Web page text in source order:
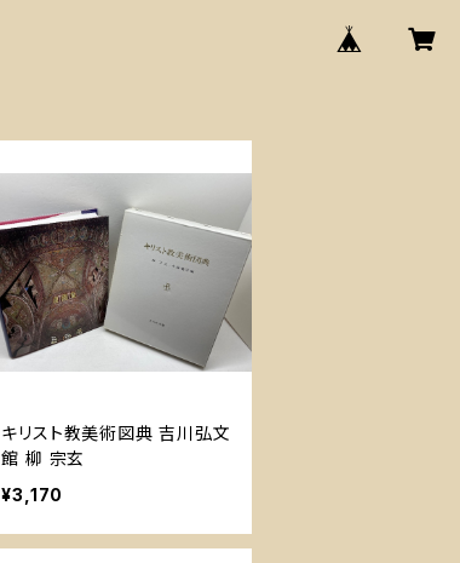
キリスト教美術図典 吉川弘文
館 柳 宗玄
¥3,170